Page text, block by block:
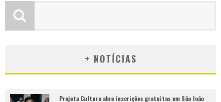
+ NOTÍCIAS
Projeta Cultura abre inscrições gratuitas em São João